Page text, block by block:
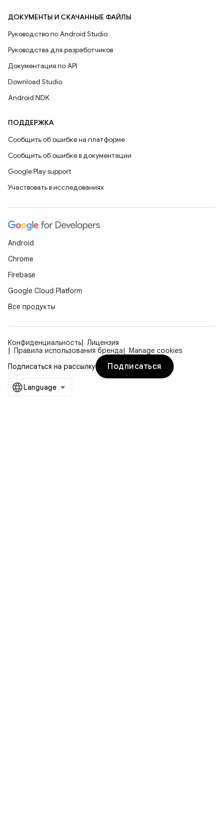
ДОКУМЕНТЫ И СКАЧАННЫЕ ФАЙЛЫ
Руководство по Android Studio
Руководства для разработчиков
Документация по API
Download Studio
Android NDK
ПОДДЕРЖКА
Сообщить об ошибке на платформе
Сообщить об ошибке в документации
Google Play support
Участвовать в исследованиях
Android
Chrome
Firebase
Google Cloud Platform
Все продукты
Конфиденциальность
Лицензия
Правила использования бренда
Manage cookies
Подписаться на рассылку
Подписаться